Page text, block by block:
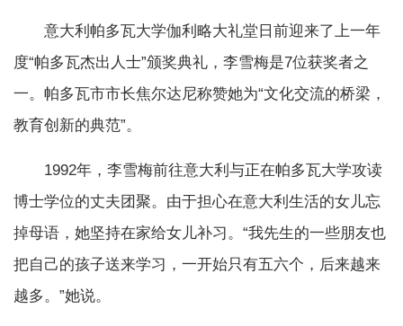
意大利帕多瓦大学伽利略大礼堂日前迎来了上一年
度“帕多瓦杰出人士”颁奖典礼，李雪梅是7位获奖者之
一。帕多瓦市市长焦尔达尼称赞她为“文化交流的桥梁，
教育创新的典范”。
1992年，李雪梅前往意大利与正在帕多瓦大学攻读
博士学位的丈夫团聚。由于担心在意大利生活的女儿忘
掉母语，她坚持在家给女儿补习。“我先生的一些朋友也
把自己的孩子送来学习，一开始只有五六个，后来越来
越多。”她说。